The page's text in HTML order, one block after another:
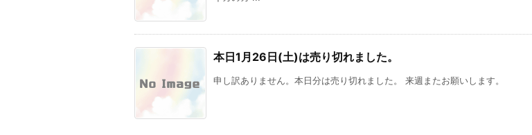
本日1月26日(土)は売り切れました。
申し訳ありません。本日分は売り切れました。 来週またお願いします。